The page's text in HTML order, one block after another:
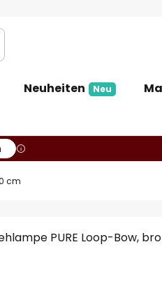
Neuheiten Neu
cm
PURE Loop-Bow,